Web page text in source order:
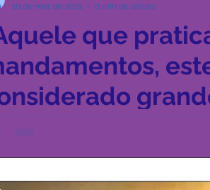
que
10 de mar. de 2021
0 min de leitura